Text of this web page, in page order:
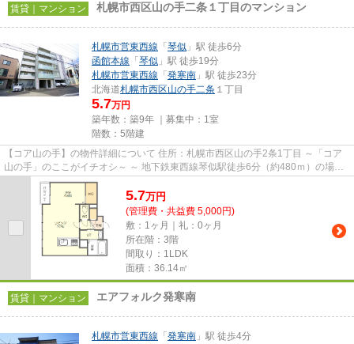
賃貸｜マンション 札幌市西区山の手二条１丁目のマンション
札幌市営東西線 「 琴似 」駅 徒歩6分
函館本線 「 琴似 」駅 徒歩19分
札幌市営東西線 「 発寒南 」駅 徒歩23分
北海道札幌市西区山の手二条 １丁目
5.7万円
築年数：築9年 ｜募集中： 1室
階数：5階建
【コア山の手】の物件詳細について 住所：札幌市西区山の手2条1丁目 ～「コア
山の手」のここがイチオシ～ ～ 地下鉄東西線琴似駅徒歩6分（約480ｍ）の場所
に建つデザイナーズ物件...
5.7万円
(管理費・共益費 5,000円)
敷：1ヶ月｜礼：0ヶ月
所在階：3階
間取り：1LDK
面積：36.14㎡
賃貸｜マンション エアフォルク発寒南
札幌市営東西線 「 発寒南 」駅 徒歩4分